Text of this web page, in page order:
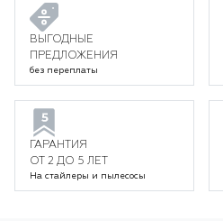
ВЫГОДНЫЕ
ПРЕДЛОЖЕНИЯ
без переплаты
ГАРАНТИЯ
ОТ 2 ДО 5 ЛЕТ
На стайлеры и пылесосы